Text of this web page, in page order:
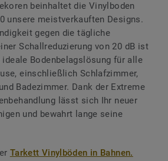
beinhaltet die Vinylboden
unsere meistverkauften Designs.
gegen die tägliche
Schallreduzierung von 20 dB ist
Bodenbelagslösung für alle
einschließlich Schlafzimmer,
Badezimmer. Dank der Extreme
lässt sich Ihr neuer
und bewahrt lange seine
Tarkett Vinylböden in Bahnen.